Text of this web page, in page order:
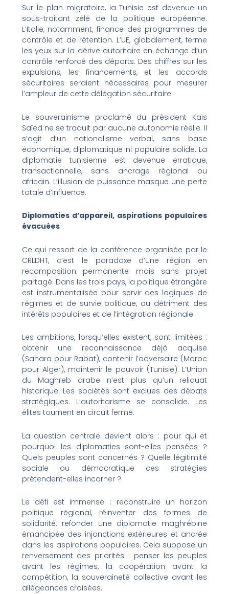
Sur le plan migratoire, la Tunisie est devenue un
sous-traitant zélé de la politique européenne.
L’Italie, notamment, finance des programmes de
contrôle et de rétention. L’UE, globalement, ferme
les yeux sur la dérive autoritaire en échange d’un
contrôle renforcé des départs. Des chiffres sur les
expulsions, les financements, et les accords
sécuritaires seraient nécessaires pour mesurer
l’ampleur de cette délégation sécuritaire.
Le souverainisme proclamé du président Kaïs
Saïed ne se traduit par aucune autonomie réelle. Il
s’agit d’un nationalisme verbal, sans base
économique, diplomatique ni populaire solide. La
diplomatie tunisienne est devenue erratique,
transactionnelle, sans ancrage régional ou
africain. L’illusion de puissance masque une perte
totale d’influence.
Diplomaties d’appareil, aspirations populaires
évacuées
Ce qui ressort de la conférence organisée par le
CRLDHT, c’est le paradoxe d’une région en
recomposition permanente mais sans projet
partagé. Dans les trois pays, la politique étrangère
est instrumentalisée pour servir des logiques de
régimes et de survie politique, au détriment des
intérêts populaires et de l’intégration régionale.
Les ambitions, lorsqu’elles existent, sont limitées :
obtenir une reconnaissance déjà acquise
(Sahara pour Rabat), contenir l’adversaire (Maroc
pour Alger), maintenir le pouvoir (Tunisie). L’Union
du Maghreb arabe n’est plus qu’un reliquat
historique. Les sociétés sont exclues des débats
stratégiques. L’autoritarisme se consolide. Les
élites tournent en circuit fermé.
La question centrale devient alors : pour qui et
pourquoi les diplomaties sont-elles pensées ?
Quels peuples sont concernés ? Quelle légitimité
sociale ou démocratique ces stratégies
prétendent-elles incarner ?
Le défi est immense : reconstruire un horizon
politique régional, réinventer des formes de
solidarité, refonder une diplomatie maghrébine
émancipée des injonctions extérieures et ancrée
dans les aspirations populaires. Cela suppose un
renversement des priorités : penser les peuples
avant les régimes, la coopération avant la
compétition, la souveraineté collective avant les
allégeances croisées.